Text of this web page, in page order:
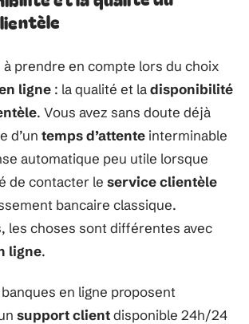
prendre en compte lors du choix
ligne : la qualité et ladisponibilité
. Vous avez sans doute déjà
d’un temps d’attente interminable
automatique peu utile lorsque
de contacter le service clientèle
bancaire classique.
les choses sont différentes avec
ligne.
en ligne proposent
support clientdisponible 24h/24